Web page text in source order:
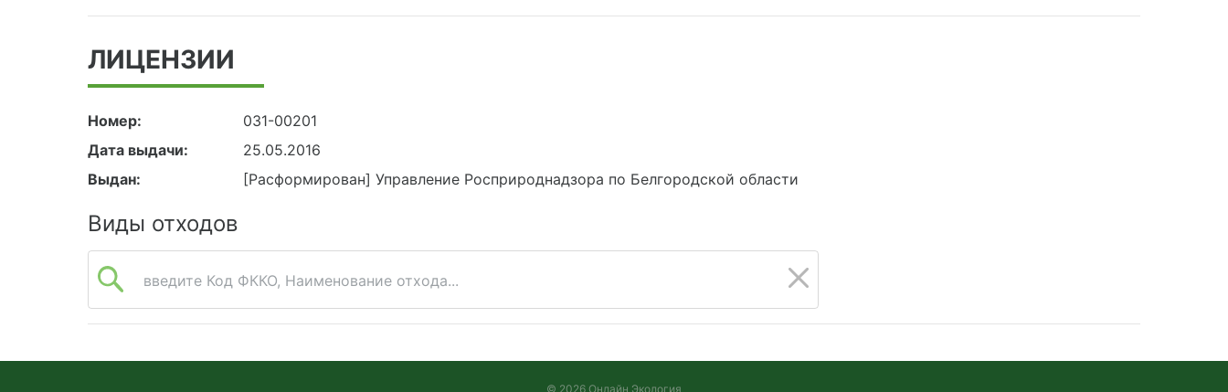
ЛИЦЕНЗИИ
Номер:
031-00201
Дата выдачи:
25.05.2016
Выдан:
[Расформирован] Управление Росприроднадзора по Белгородской области
Виды отходов
введите Код ФККО, Наименование отхода...
© 2026 Онлайн Экология